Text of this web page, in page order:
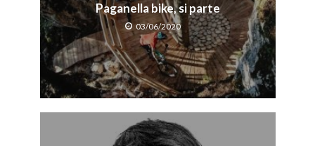
Paganella bike, si parte
03/06/2020